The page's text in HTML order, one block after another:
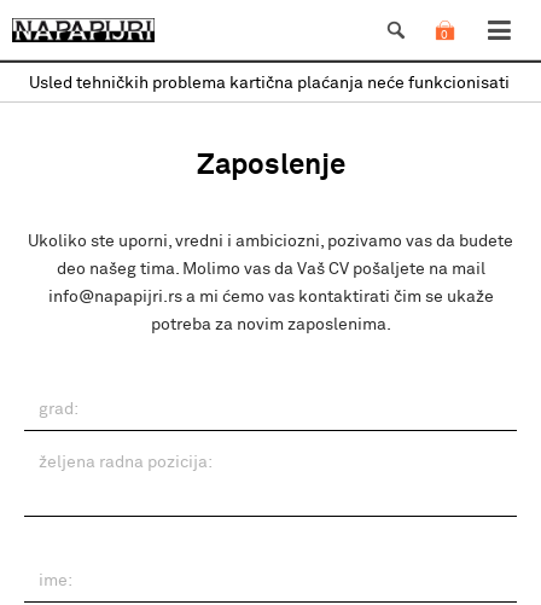
0
Usled tehničkih problema kartična plaćanja neće funkcionisati
Zaposlenje
Ukoliko ste uporni, vredni i ambiciozni, pozivamo vas da budete
deo našeg tima. Molimo vas da Vaš CV pošaljete na mail
info@napapijri.rs a mi ćemo vas kontaktirati čim se ukaže
potreba za novim zaposlenima.
grad:
željena radna pozicija:
ime: